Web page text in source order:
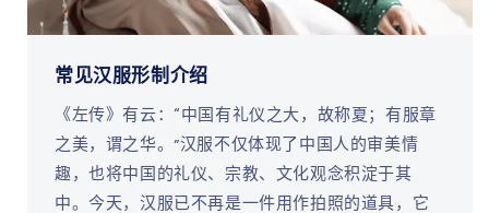
常见汉服形制介绍
《左传》有云：“中国有礼仪之大，故称夏；有服章
之美，谓之华。”汉服不仅体现了中国人的审美情
趣，也将中国的礼仪、宗教、文化观念积淀于其
中。今天，汉服已不再是一件用作拍照的道具，它